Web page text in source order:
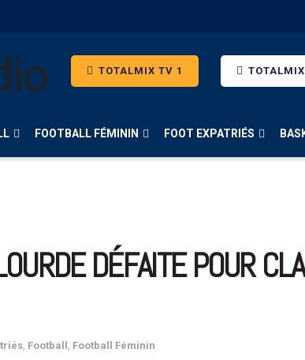
TOTALMIX TV 1
FOOTBALL FÉMININ FOOT EXPATRIÉS
DÉFAITE POUR
Football Football Féminin